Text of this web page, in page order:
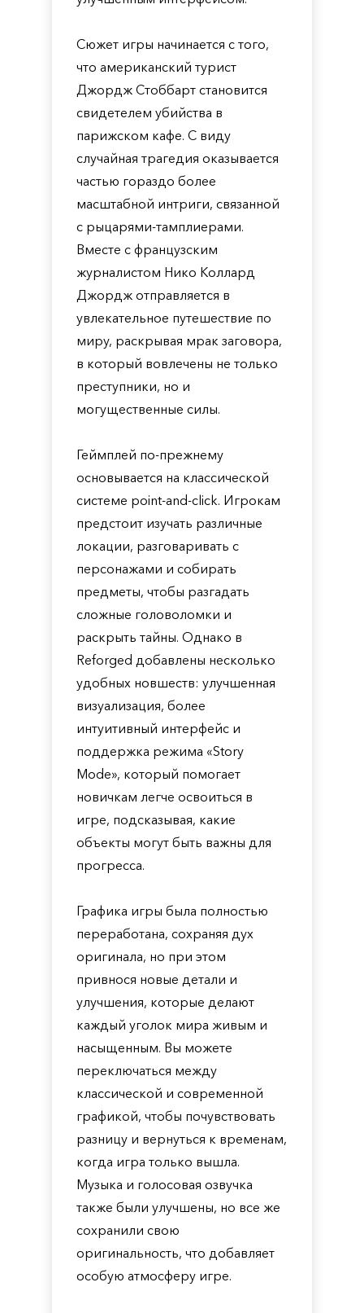
Сюжет игры начинается с того,
что американский турист
Джордж Стоббарт становится
свидетелем убийства в
парижском кафе. С виду
случайная трагедия оказывается
частью гораздо более
масштабной интриги, связанной
с рыцарями-тамплиерами.
Вместе с французским
журналистом Нико Коллард
Джордж отправляется в
увлекательное путешествие по
миру, раскрывая мрак заговора,
в который вовлечены не только
преступники, но и
могущественные силы.
Геймплей по-прежнему
основывается на классической
системе point-and-click. Игрокам
предстоит изучать различные
локации, разговаривать с
персонажами и собирать
предметы, чтобы разгадать
сложные головоломки и
раскрыть тайны. Однако в
Reforged добавлены несколько
удобных новшеств: улучшенная
визуализация, более
интуитивный интерфейс и
поддержка режима «Story
Mode», который помогает
новичкам легче освоиться в
игре, подсказывая, какие
объекты могут быть важны для
прогресса.
Графика игры была полностью
переработана, сохраняя дух
оригинала, но при этом
привнося новые детали и
улучшения, которые делают
каждый уголок мира живым и
насыщенным. Вы можете
переключаться между
классической и современной
графикой, чтобы почувствовать
разницу и вернуться к временам,
когда игра только вышла.
Музыка и голосовая озвучка
также были улучшены, но все же
сохранили свою
оригинальность, что добавляет
особую атмосферу игре.